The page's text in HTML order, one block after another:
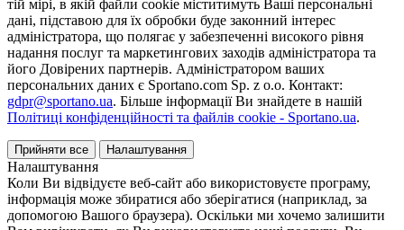
тій мірі, в якій файли cookie міститимуть Ваші персональні
дані, підставою для їх обробки буде законний інтерес
адміністратора, що полягає у забезпеченні високого рівня
надання послуг та маркетингових заходів адміністратора та
його Довірених партнерів. Адміністратором ваших
персональних даних є Sportano.com Sp. z o.o. Контакт:
gdpr@sportano.ua. Більше інформації Ви знайдете в нашій
Політиці конфіденційності та файлів cookie - Sportano.ua.
Прийняти все Налаштування
Налаштування
Коли Ви відвідуєте веб-сайт або використовуєте програму,
інформація може збиратися або зберігатися (наприклад, за
допомогою Вашого браузера). Оскільки ми хочемо залишити